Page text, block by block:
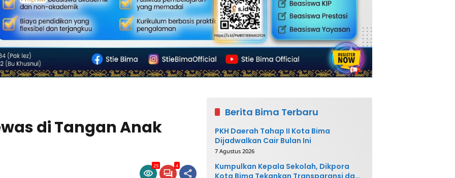
di Tangan Anak
29 4
Berita Bima Terbaru
PKH Daerah Tahap II Kota Bima
Dijadwalkan Cair Bulan Ini
7 Agustus 2026
Kumpulkan Kepala Sekolah, Dikpora
Kota Bima Tekankan Transparansi dan